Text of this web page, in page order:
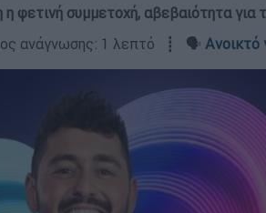
η φετινή συμμετοχή, αβεβαιότητα για
ανάγνωσης: 1 λεπτό ┋ 🗣️ Ανοικτό